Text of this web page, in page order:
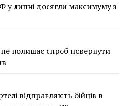
у липні досягли максимуму з
полишає спроб повернути
відправляють бійців в